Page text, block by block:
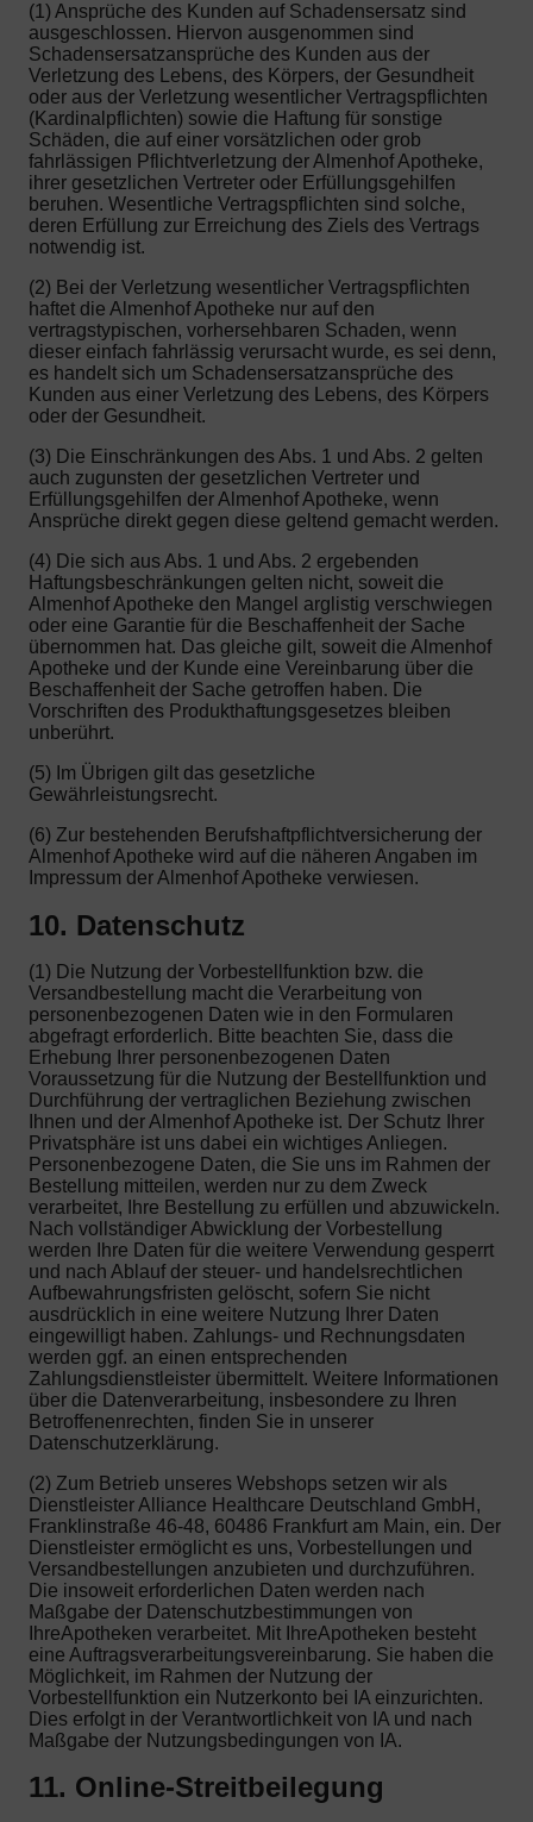
(1) Ansprüche des Kunden auf Schadensersatz sind
ausgeschlossen. Hiervon ausgenommen sind
Schadensersatzansprüche des Kunden aus der
Verletzung des Lebens, des Körpers, der Gesundheit
oder aus der Verletzung wesentlicher Vertragspflichten
(Kardinalpflichten) sowie die Haftung für sonstige
Schäden, die auf einer vorsätzlichen oder grob
fahrlässigen Pflichtverletzung der Almenhof Apotheke,
ihrer gesetzlichen Vertreter oder Erfüllungsgehilfen
beruhen. Wesentliche Vertragspflichten sind solche,
deren Erfüllung zur Erreichung des Ziels des Vertrags
notwendig ist.
(2) Bei der Verletzung wesentlicher Vertragspflichten
haftet die Almenhof Apotheke nur auf den
vertragstypischen, vorhersehbaren Schaden, wenn
dieser einfach fahrlässig verursacht wurde, es sei denn,
es handelt sich um Schadensersatzansprüche des
Kunden aus einer Verletzung des Lebens, des Körpers
oder der Gesundheit.
(3) Die Einschränkungen des Abs. 1 und Abs. 2 gelten
auch zugunsten der gesetzlichen Vertreter und
Erfüllungsgehilfen der Almenhof Apotheke, wenn
Ansprüche direkt gegen diese geltend gemacht werden.
(4) Die sich aus Abs. 1 und Abs. 2 ergebenden
Haftungsbeschränkungen gelten nicht, soweit die
Almenhof Apotheke den Mangel arglistig verschwiegen
oder eine Garantie für die Beschaffenheit der Sache
übernommen hat. Das gleiche gilt, soweit die Almenhof
Apotheke und der Kunde eine Vereinbarung über die
Beschaffenheit der Sache getroffen haben. Die
Vorschriften des Produkthaftungsgesetzes bleiben
unberührt.
(5) Im Übrigen gilt das gesetzliche
Gewährleistungsrecht.
(6) Zur bestehenden Berufshaftpflichtversicherung der
Almenhof Apotheke wird auf die näheren Angaben im
Impressum der Almenhof Apotheke verwiesen.
10. Datenschutz
(1) Die Nutzung der Vorbestellfunktion bzw. die
Versandbestellung macht die Verarbeitung von
personenbezogenen Daten wie in den Formularen
abgefragt erforderlich. Bitte beachten Sie, dass die
Erhebung Ihrer personenbezogenen Daten
Voraussetzung für die Nutzung der Bestellfunktion und
Durchführung der vertraglichen Beziehung zwischen
Ihnen und der Almenhof Apotheke ist. Der Schutz Ihrer
Privatsphäre ist uns dabei ein wichtiges Anliegen.
Personenbezogene Daten, die Sie uns im Rahmen der
Bestellung mitteilen, werden nur zu dem Zweck
verarbeitet, Ihre Bestellung zu erfüllen und abzuwickeln.
Nach vollständiger Abwicklung der Vorbestellung
werden Ihre Daten für die weitere Verwendung gesperrt
und nach Ablauf der steuer- und handelsrechtlichen
Aufbewahrungsfristen gelöscht, sofern Sie nicht
ausdrücklich in eine weitere Nutzung Ihrer Daten
eingewilligt haben. Zahlungs- und Rechnungsdaten
werden ggf. an einen entsprechenden
Zahlungsdienstleister übermittelt. Weitere Informationen
über die Datenverarbeitung, insbesondere zu Ihren
Betroffenenrechten, finden Sie in unserer
Datenschutzerklärung.
(2) Zum Betrieb unseres Webshops setzen wir als
Dienstleister Alliance Healthcare Deutschland GmbH,
Franklinstraße 46-48, 60486 Frankfurt am Main, ein. Der
Dienstleister ermöglicht es uns, Vorbestellungen und
Versandbestellungen anzubieten und durchzuführen.
Die insoweit erforderlichen Daten werden nach
Maßgabe der Datenschutzbestimmungen von
IhreApotheken verarbeitet. Mit IhreApotheken besteht
eine Auftragsverarbeitungsvereinbarung. Sie haben die
Möglichkeit, im Rahmen der Nutzung der
Vorbestellfunktion ein Nutzerkonto bei IA einzurichten.
Dies erfolgt in der Verantwortlichkeit von IA und nach
Maßgabe der Nutzungsbedingungen von IA.
11. Online-Streitbeilegung